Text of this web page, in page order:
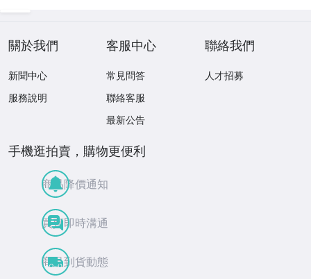
關於我們
新聞中心
服務說明
客服中心
常見問答
聯絡客服
最新公告
聯絡我們
人才招募
手機逛拍賣，購物更便利
商品降價通知
買賣即時溝通
商品到貨動態